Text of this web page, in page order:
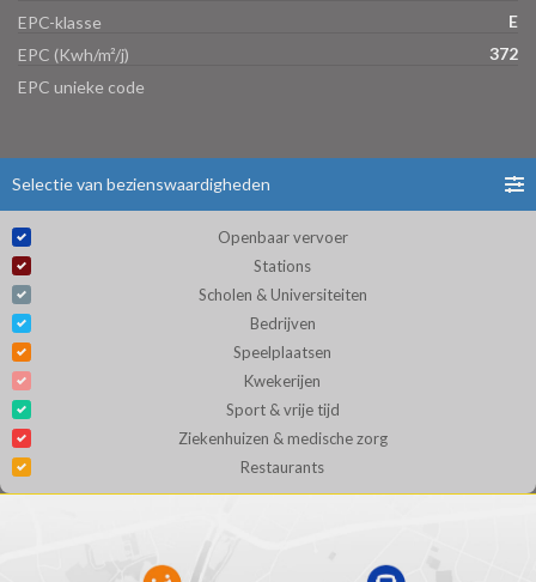
EPC-klasse
E
EPC (Kwh/m²/j)
372
EPC unieke code
Selectie van bezienswaardigheden
Openbaar vervoer
Stations
Scholen & Universiteiten
Bedrijven
Speelplaatsen
Kwekerijen
Sport & vrije tijd
Ziekenhuizen & medische zorg
Restaurants